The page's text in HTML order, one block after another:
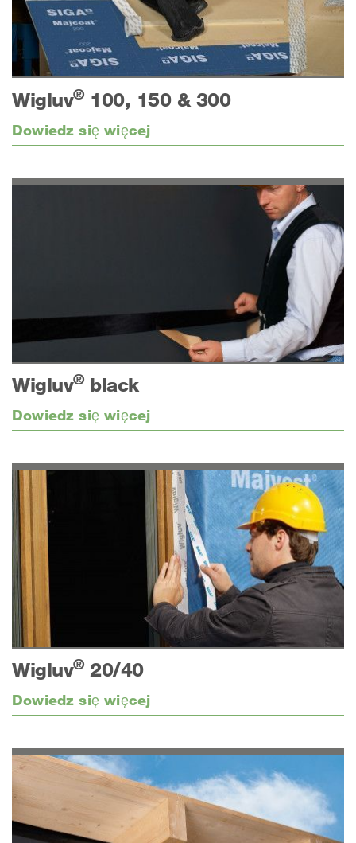
Wigluv®100, 150 & 300
Dowiedz się więcej
Wigluv®black
Dowiedz się więcej
Wigluv®20/40
Dowiedz się więcej